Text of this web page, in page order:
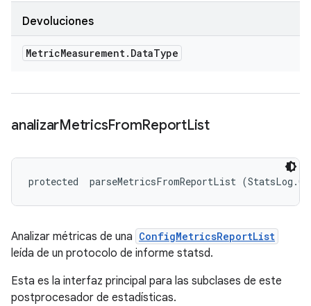
Devoluciones
MetricMeasurement. DataType
analizarMetricsFromReportList
protected parseMetricsFromReportList
Analizar métricas de una ConfigMetricsReportList
leída de un protocolo de informe statsd.
Esta es la interfaz principal para las subclases de este
postprocesador de estadísticas.